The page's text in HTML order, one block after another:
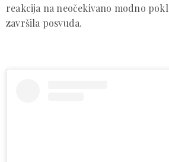
reakcija na neočekivano modno
završila posvuda.